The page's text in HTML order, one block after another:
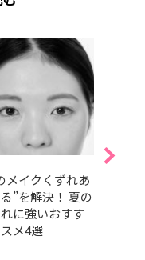
メイクくずれあ
”を解決！ 夏の
に強いおすす
メ4選